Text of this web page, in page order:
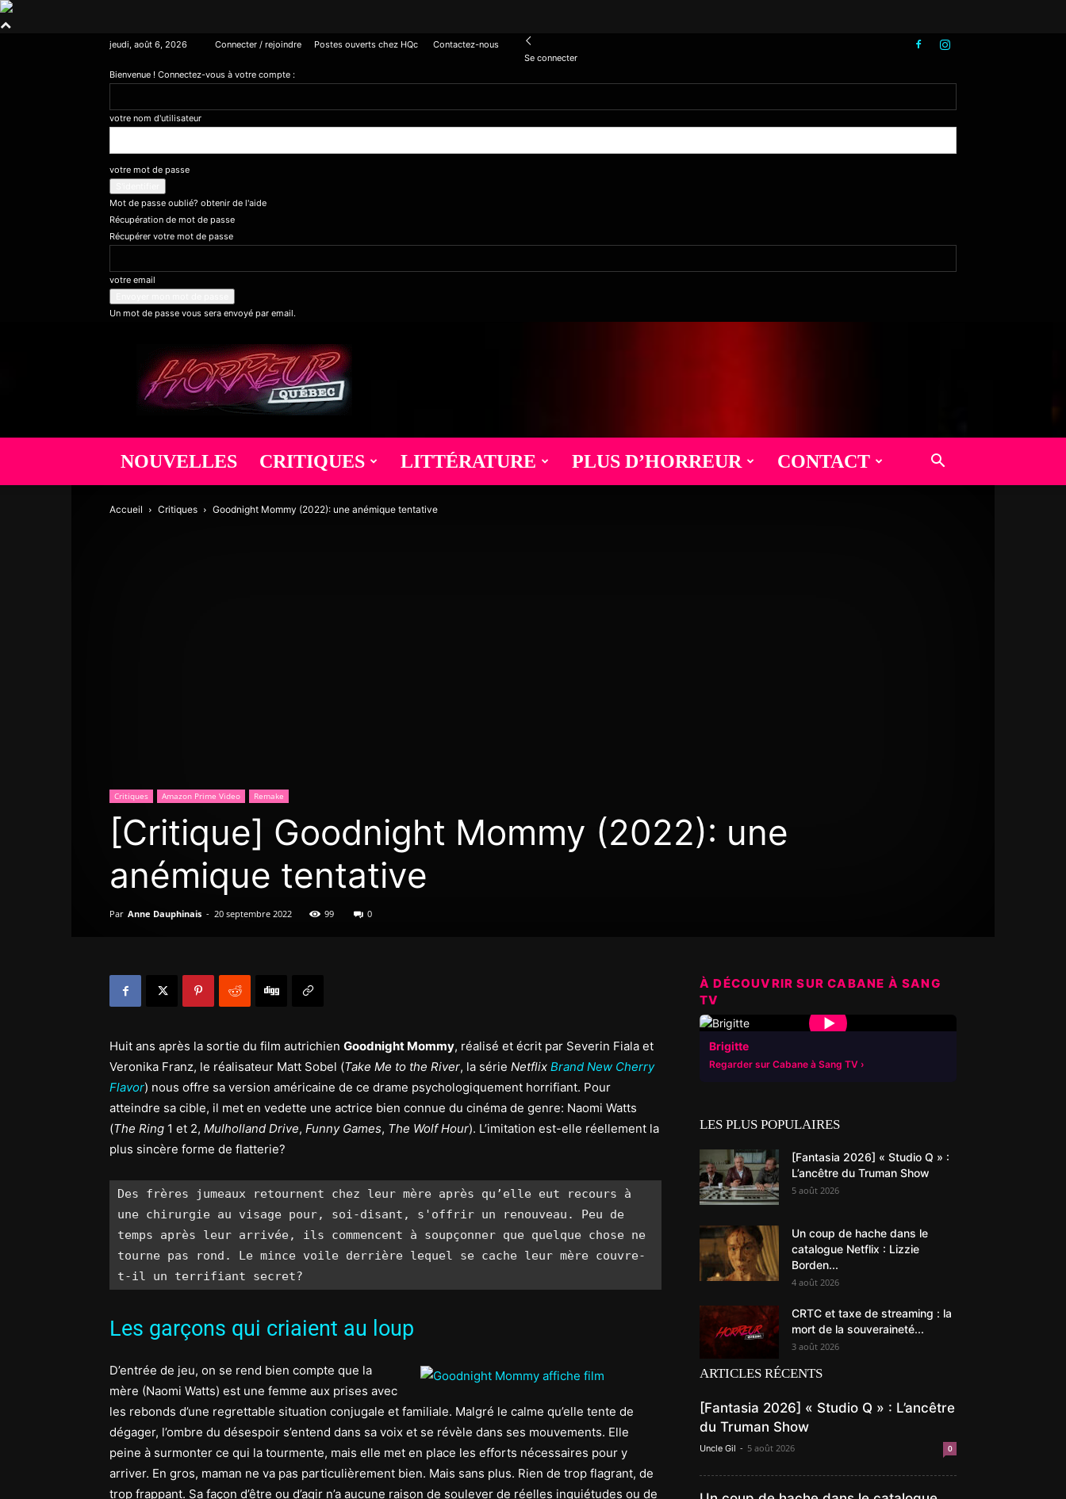
jeudi, août 6, 2026 Connecter / rejoindre Postes ouverts chez HQc
Contactez-nous
Se connecter
Bienvenue ! Connectez-vous à votre compte :
votre nom d'utilisateur
votre mot de passe
Mot de passe oublié? obtenir de l'aide
Récupération de mot de passe
Récupérer votre mot de passe
votre email
Un mot de passe vous sera envoyé par email.
Horreur
Québec
NOUVELLES CRITIQUES LITTÉRATURE PLUS D’HORREUR CONTACT
Accueil Critiques Goodnight Mommy (2022): une anémique tentative
Critiques Amazon Prime Video Remake
[Critique] Goodnight Mommy (2022): une
anémique tentative
Par Anne Dauphinais - 20 septembre 2022 99 0
Huit ans après la sortie du film autrichien Goodnight Mommy, réalisé et écrit par Severin Fiala et
Veronika Franz, le réalisateur Matt Sobel (Take Me to the River, la série Netflix Brand New Cherry
Flavor) nous offre sa version américaine de ce drame psychologiquement horrifiant. Pour
atteindre sa cible, il met en vedette une actrice bien connue du cinéma de genre: Naomi Watts
(The Ring 1 et 2, Mulholland Drive, Funny Games, The Wolf Hour). L’imitation est-elle réellement la
plus sincère forme de flatterie?
Des frères jumeaux retournent chez leur mère après qu’elle eut recours à
une chirurgie au visage pour, soi-disant, s'offrir un renouveau. Peu de
temps après leur arrivée, ils commencent à soupçonner que quelque chose ne
tourne pas rond. Le mince voile derrière lequel se cache leur mère couvre-
t-il un terrifiant secret?
Les garçons qui criaient au loup
D’entrée de jeu, on se rend bien compte que la
mère (Naomi Watts) est une femme aux prises avec
les rebonds d’une regrettable situation conjugale et familiale. Malgré le calme qu’elle tente de
dégager, l’ombre du désespoir s’entend dans sa voix et se révèle dans ses mouvements. Elle
peine à surmonter ce qui la tourmente, mais elle met en place les efforts nécessaires pour y
arriver. En gros, maman ne va pas particulièrement bien. Mais sans plus. Rien de trop flagrant, de
trop frappant. Sa façon d’être ou d’agir n’a aucune raison de soulever de réelles inquiétudes ou de
À DÉCOUVRIR SUR CABANE À SANG
TV
▶
Brigitte
Regarder sur Cabane à Sang TV
LES PLUS POPULAIRES
[Fantasia 2026] « Studio Q » :
L’ancêtre du Truman Show
5 août 2026
Un coup de hache dans le
catalogue Netflix : Lizzie
Borden...
4 août 2026
CRTC et taxe de streaming : la
mort de la souveraineté...
3 août 2026
ARTICLES RÉCENTS
[Fantasia 2026] « Studio Q » : L’ancêtre
du Truman Show
Uncle Gil - 5 août 2026 0